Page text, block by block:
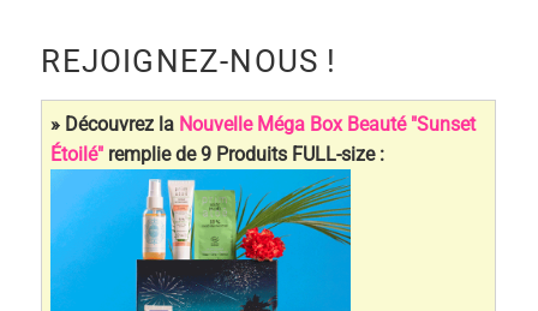
REJOIGNEZ-NOUS !
» Découvrez la Nouvelle Méga Box Beauté "Sunset
Étoilé" remplie de 9 Produits FULL-size :